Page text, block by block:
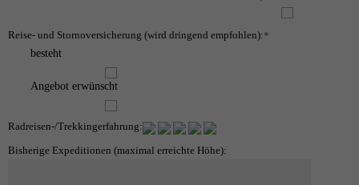
Reise- und Stornoversicherung (wird dringend empfohlen):*
besteht
Angebot erwünscht
Radreisen-/Trekkingerfahrung:
Bisherige Expeditionen (maximal erreichte Höhe):